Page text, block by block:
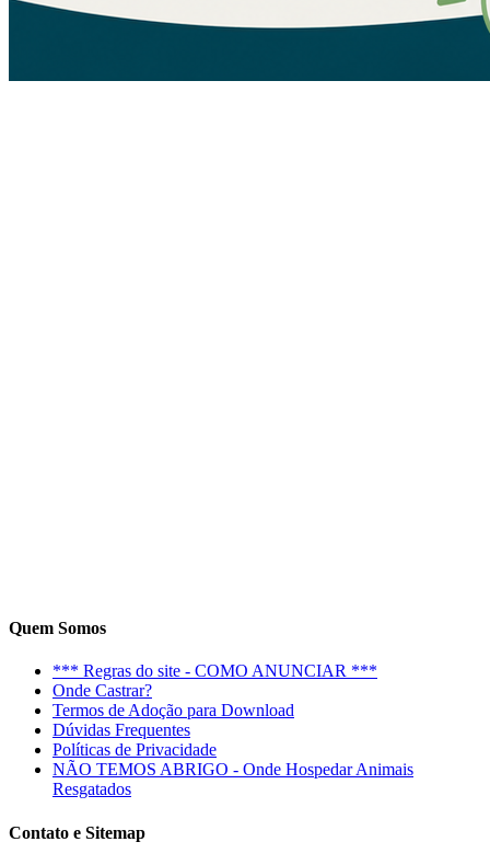
Quem Somos
*** Regras do site - COMO ANUNCIAR ***
Onde Castrar?
Termos de Adoção para Download
Dúvidas Frequentes
Políticas de Privacidade
NÃO TEMOS ABRIGO - Onde Hospedar Animais
Resgatados
Contato e Sitemap